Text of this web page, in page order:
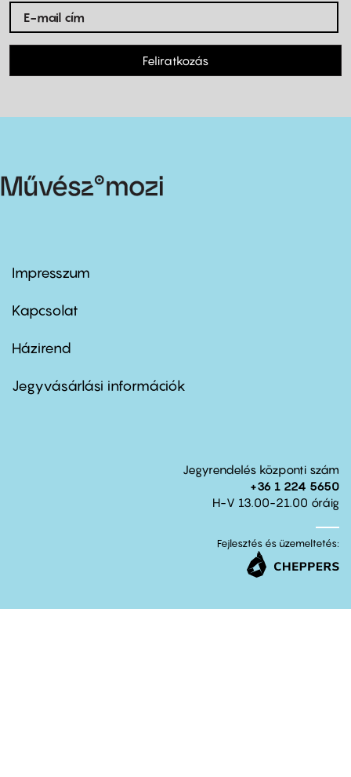
Feliratkozás
Footer
first
Impresszum
Kapcsolat
Footer
second
Házirend
Jegyvásárlási információk
Jegyrendelés központi szám
+36 1 224 5650
H-V 13.00-21.00 óráig
Fejlesztés és üzemeltetés: